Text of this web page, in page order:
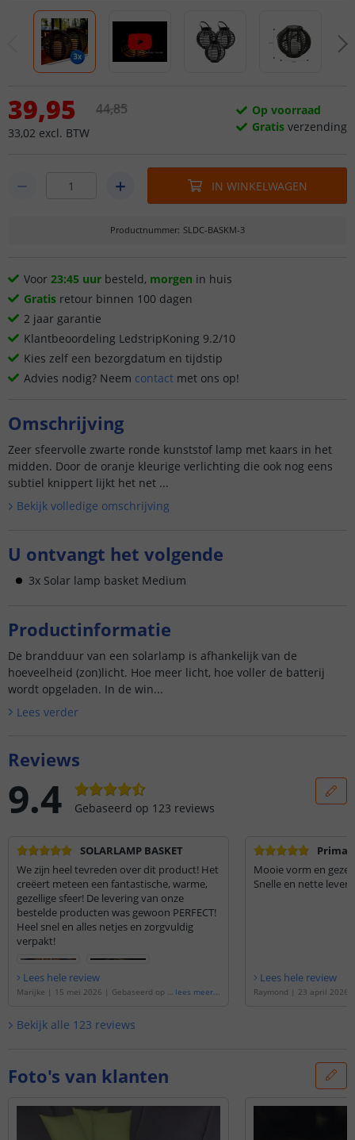
39,95
33,02 excl. BTW
44,85
Op voorraad
Gratis verzending
IN WINKELWAGEN
Productnummer: SLDC-BASKM-3
Voor 23:45 uur besteld, morgen in huis
Gratis retour binnen 100 dagen
2 jaar garantie
Klantbeoordeling LedstripKoning 9.2/10
Kies zelf een bezorgdatum en tijdstip
Advies nodig? Neem contact met ons op!
Omschrijving
Zeer sfeervolle zwarte ronde kunststof lamp met kaars in het
midden. Door de oranje kleurige verlichting die ook nog eens
subtiel knippert lijkt het net ...
Bekijk volledige omschrijving
U ontvangt het volgende
3x Solar lamp basket Medium
Productinformatie
De brandduur van een solarlamp is afhankelijk van de
hoeveelheid (zon)licht. Hoe meer licht, hoe voller de batterij
wordt opgeladen. In de win...
Lees verder
Reviews
9.4 Gebaseerd op 123 reviews
SOLARLAMP BASKET
We zijn heel tevreden over dit product! Het
creëert meteen een fantastische, warme,
gezellige sfeer! De levering van onze
bestelde producten was gewoon PERFECT!
Heel snel en alles netjes en zorgvuldig
verpakt!
Lees hele review
Marijke | 15 mei 2026 | Gebaseerd op d
lees meer...
Prima
Mooie vorm en
Snelle en nette
Lees hele review
Raymond | 23 april 2026
Bekijk alle 123 reviews
Foto's van klanten